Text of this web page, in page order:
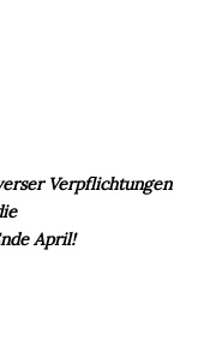
Verpflichtungen
April!